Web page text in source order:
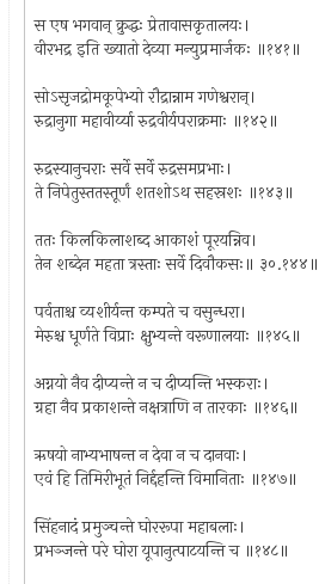
स एष भगवान् क्रुद्धः प्रेतावासकृतालयः।
वीरभद्र इति ख्यातो देव्या मन्युप्रमार्जकः ॥१४१॥
सोऽसृजद्रोमकूपेभ्यो रौद्रान्नाम गणेश्वरान्।
रुद्रानुगा महावीर्य्या रुद्रवीर्यपराक्रमाः ॥१४२॥
रुद्रस्यानुचराः सर्वे सर्वे रुद्रसमप्रभाः।
ते निपेतुस्ततस्तूर्णं शतशोऽथ सहस्रशः ॥१४३॥
ततः किलकिलाशब्द आकाशं पूरयन्निव।
तेन शब्देन महता त्रस्ताः सर्वे दिवौकसः॥ ३०.१४४॥
पर्वताश्च व्यशीर्यन्त कम्पते च वसुन्धरा।
मेरुश्च धूर्णते विप्राः क्षुभ्यन्ते वरूणालयाः ॥१४५॥
अग्नयो नैव दीप्यन्ते न च दीप्यन्ति भस्कराः।
ग्रहा नैव प्रकाशन्ते नक्षत्राणि न तारकाः ॥१४६॥
ऋषयो नाभ्यभाषन्त न देवा न च दानवाः।
एवं हि तिमिरीभूतं निर्द्दहन्ति विमानिताः ॥१४७॥
सिंहनादं प्रमुञ्चन्ते घोररूपा महाबलाः।
प्रभञ्जन्ते परे घोरा यूपानुत्पाटयन्ति च ॥१४८॥